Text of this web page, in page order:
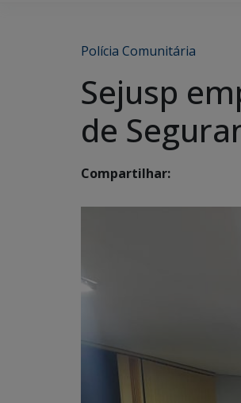
Polícia Comunitária
Sejusp
de
Compartilhar: